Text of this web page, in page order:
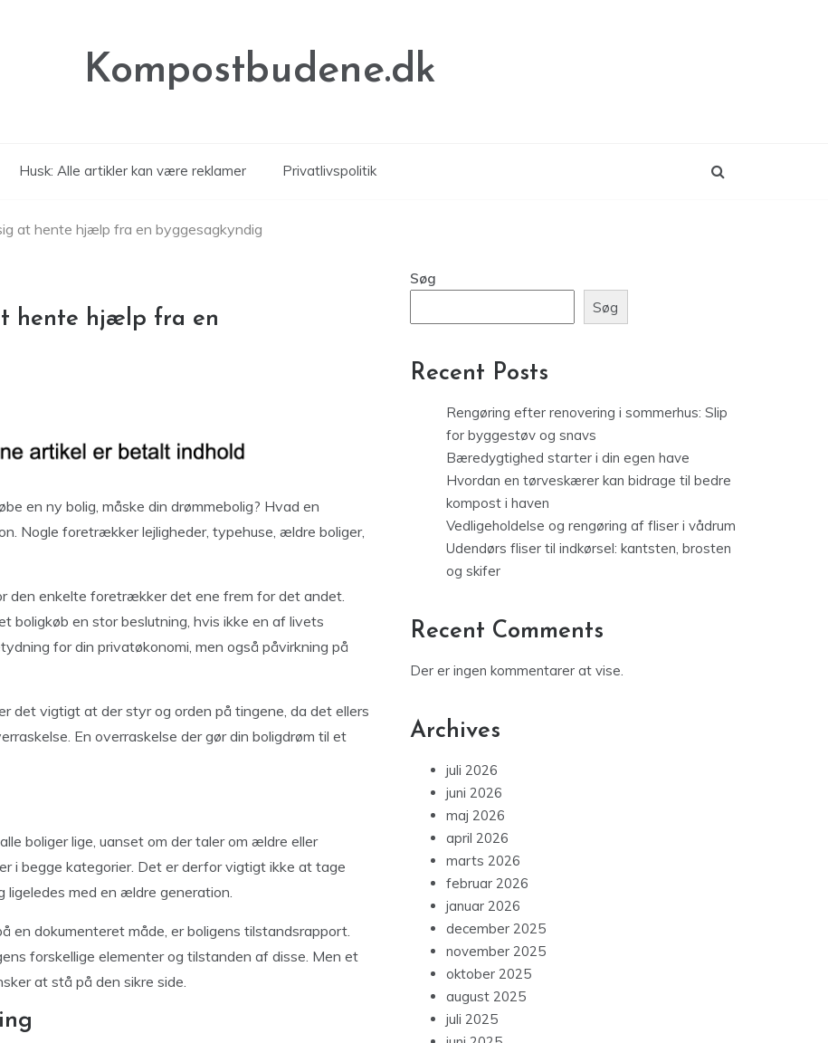
Kompostbudene.dk
Husk: Alle artikler kan være reklamer Privatlivspolitik
at hente hjælp fra en byggesagkyndig
hente hjælp fra en
en ny bolig, måske din drømmebolig? Hvad en
Nogle foretrækker lejligheder, typehuse, ældre boliger,
den enkelte foretrækker det ene frem for det andet.
boligkøb en stor beslutning, hvis ikke en af livets
for din privatøkonomi, men også påvirkning på
det vigtigt at der styr og orden på tingene, da det ellers
En overraskelse der gør din boligdrøm til et
boliger lige, uanset om der taler om ældre eller
i begge kategorier. Det er derfor vigtigt ikke at tage
ligeledes med en ældre generation.
en dokumenteret måde, er boligens tilstandsrapport.
forskellige elementer og tilstanden af disse. Men et
at stå på den sikre side.
Søg
Søg
Recent Posts
Rengøring efter renovering i sommerhus: Slip
for byggestøv og snavs
Bæredygtighed starter i din egen have
Hvordan en tørveskærer kan bidrage til bedre
kompost i haven
Vedligeholdelse og rengøring af fliser i vådrum
Udendørs fliser til indkørsel: kantsten, brosten
og skifer
Recent Comments
Der er ingen kommentarer at vise.
Archives
juli 2026
juni 2026
maj 2026
april 2026
marts 2026
februar 2026
januar 2026
december 2025
november 2025
oktober 2025
august 2025
juli 2025